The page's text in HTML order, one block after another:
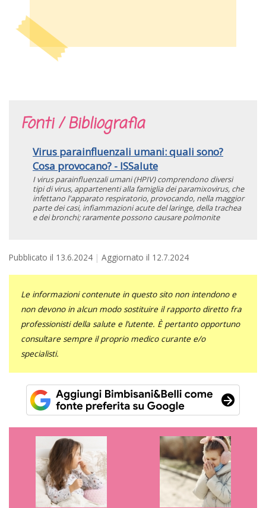
Fonti / Bibliografia
Virus parainfluenzali umani: quali sono?
Cosa provocano? - ISSalute
I virus parainfluenzali umani (HPIV) comprendono diversi
tipi di virus, appartenenti alla famiglia dei paramixovirus, che
infettano l'apparato respiratorio, provocando, nella maggior
parte dei casi, infiammazioni acute del laringe, della trachea
e dei bronchi; raramente possono causare polmonite
Pubblicato il 13.6.2024 Aggiornato il 12.7.2024
Le informazioni contenute in questo sito non intendono e
non devono in alcun modo sostituire il rapporto diretto fra
professionisti della salute e l’utente. È pertanto opportuno
consultare sempre il proprio medico curante e/o
specialisti.